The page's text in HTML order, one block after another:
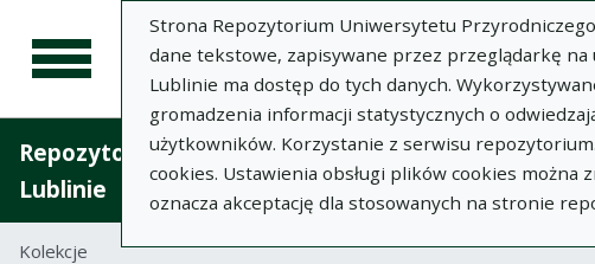
Strona Repozytorium Uniwersytetu
dane tekstowe, zapisywane przez przeglądarkę
Lublinie ma dostęp do tych danych.
gromadzenia informacji statystycznych o
użytkowników. Korzystanie z serwisu
cookies. Ustawienia obsługi plików cookies
oznacza akceptację dla stosowanych na stronie
Repozytorium Uniwersytetu Przyrodniczego w
Lublinie
Kolekcje